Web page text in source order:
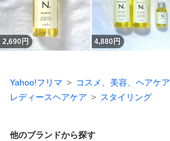
2,690円 4,880円
Yahoo!フリマ
コスメ、美容、ヘアケア
レディースヘアケア
スタイリング
他のブランドから探す